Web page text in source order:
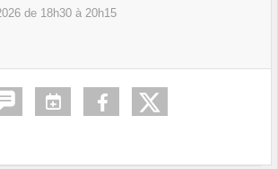
de 18h30 à 20h15